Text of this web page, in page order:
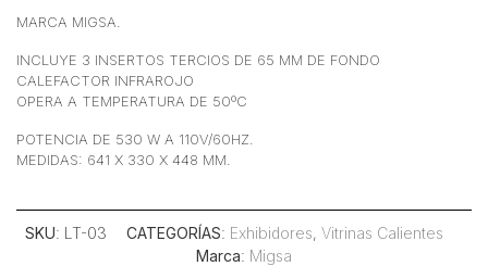
MARCA MIGSA.
INCLUYE 3 INSERTOS TERCIOS DE 65 MM DE FONDO
CALEFACTOR INFRAROJO
OPERA A TEMPERATURA DE 50ºC
POTENCIA DE 530 W A 110V/60HZ.
MEDIDAS: 641 X 330 X 448 MM.
SKU: LT-03 CATEGORÍAS: Exhibidores, Vitrinas Calientes
Marca: Migsa